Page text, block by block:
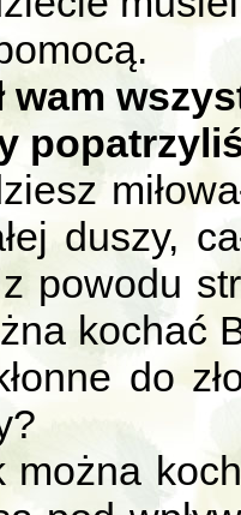
duszy,
powodu
kochać
do
można